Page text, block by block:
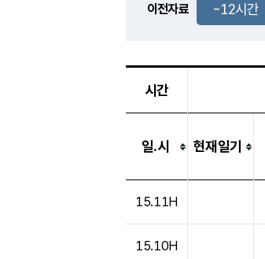
-
이전자료 -12시간
시간
일.시 현재일기
15.11H
15.10H